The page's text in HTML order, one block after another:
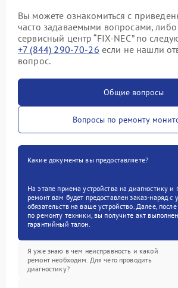
Вы можете ознакомиться с
часто задаваемыми вопросами, либо
сервисный центр “FIX-NEC” по
+7 (844) 290-70-26 если не нашли
вопрос.
Общие вопросы
Вопросы по ремонту
Какие документы вы предоставляете?
На этапе приема устройства на диагностику
ремонт вам будет предоставлен заказ-наряд с
обязательств на ваше устройство. Далее,
по ремонту техники, вы получите акт
гарантийный талон.
Я уже знаю в чем неисправность и какой
ремонт необходим. Для чего проводить
диагностику?